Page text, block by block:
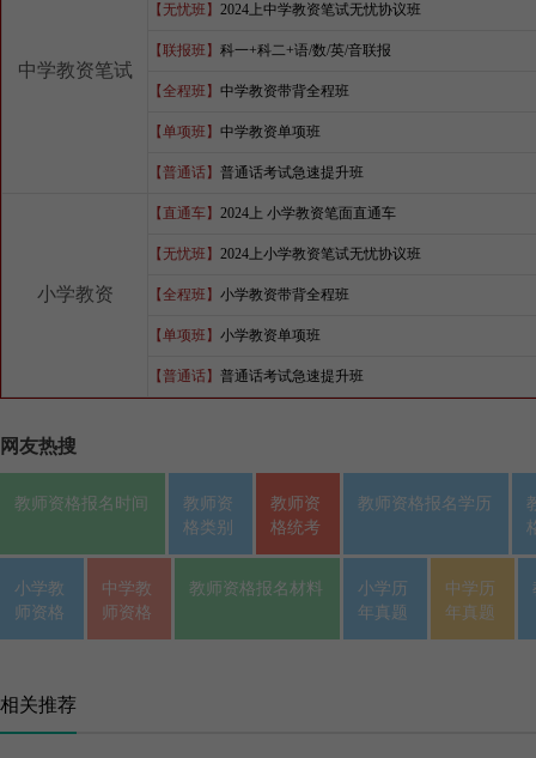
中学教资笔试
【无忧班】 2024上中学教资笔试无忧协议班
【联报班】 科一+科二+语/数/英/音联报
【全程班】 中学教资带背全程班
【单项班】 中学教资单项班
【普通话】 普通话考试急速提升班
小学教资
【直通车】 2024上 小学教资笔面直通车
【无忧班】 2024上小学教资笔试无忧协议班
【全程班】 小学教资带背全程班
【单项班】 小学教资单项班
【普通话】 普通话考试急速提升班
网友热搜
教师资格报名时间
教师资
格类别
教师资
格统考
教师资格报名学历
小学教
师资格
中学教
师资格
教师资格报名材料
小学历
年真题
中学历
年真题
相关推荐